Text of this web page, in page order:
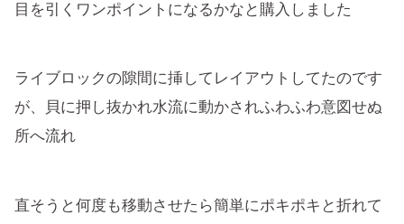
目を引くワンポイントになるかなと購入しました
ライブロックの隙間に挿してレイアウトしてたのです
が、貝に押し抜かれ水流に動かされふわふわ意図せぬ
所へ流れ
直そうと何度も移動させたら簡単にポキポキと折れて